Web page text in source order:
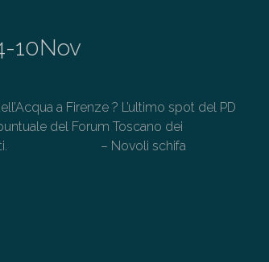
10Nov
a Firenze ? L’ultimo spot del PD
del Forum Toscano dei
– Novoli schifa